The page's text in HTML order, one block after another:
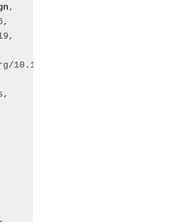
,
arcosdesign.2026.95390